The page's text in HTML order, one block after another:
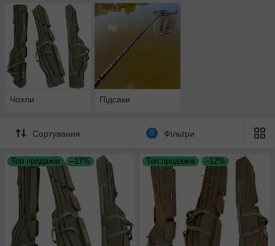
Чохли Підсаки
Сортування 0 Фільтри
Топ продажів –17% Топ продажів –12%